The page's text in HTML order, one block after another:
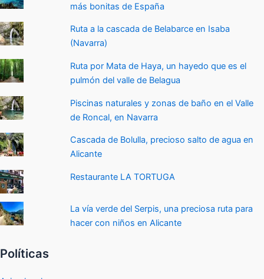
más bonitas de España
Ruta a la cascada de Belabarce en Isaba
(Navarra)
Ruta por Mata de Haya, un hayedo que es el
pulmón del valle de Belagua
Piscinas naturales y zonas de baño en el Valle
de Roncal, en Navarra
Cascada de Bolulla, precioso salto de agua en
Alicante
Restaurante LA TORTUGA
La vía verde del Serpis, una preciosa ruta para
hacer con niños en Alicante
Políticas